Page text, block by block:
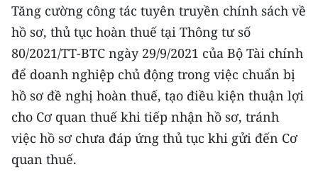
Tăng cường công tác tuyên truyền chính sách về
hồ sơ, thủ tục hoàn thuế tại Thông tư số
80/2021/TT-BTC ngày 29/9/2021 của Bộ Tài chính
để doanh nghiệp chủ động trong việc chuẩn bị
hồ sơ đề nghị hoàn thuế, tạo điều kiện thuận lợi
cho Cơ quan thuế khi tiếp nhận hồ sơ, tránh
việc hồ sơ chưa đáp ứng thủ tục khi gửi đến Cơ
quan thuế.